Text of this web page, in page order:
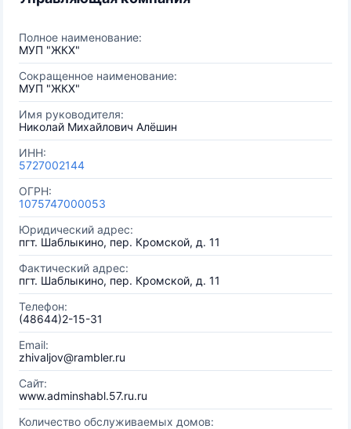
Полное наименование:
МУП "ЖКХ"
Сокращенное наименование:
МУП "ЖКХ"
Имя руководителя:
Николай Михайлович Алёшин
ИНН:
5727002144
ОГРН:
1075747000053
Юридический адрес:
пгт. Шаблыкино, пер. Кромской, д. 11
Фактический адрес:
пгт. Шаблыкино, пер. Кромской, д. 11
Телефон:
(48644)2-15-31
Email:
zhivaljov@rambler.ru
Сайт:
www.adminshabl.57.ru.ru
Количество обслуживаемых домов: